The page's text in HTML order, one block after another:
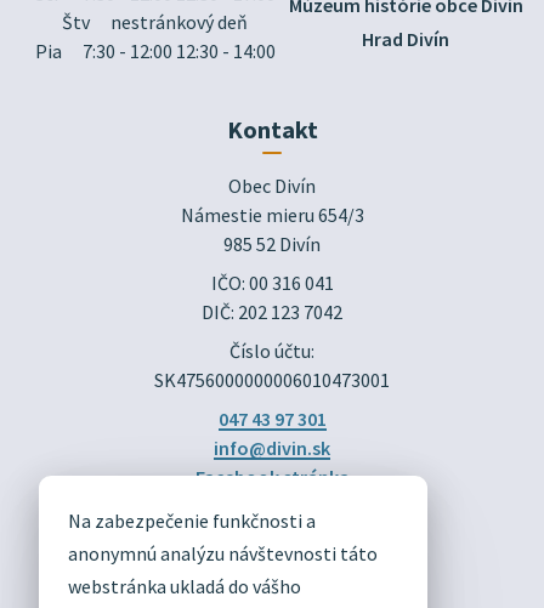
Na zabezpečenie funkčnosti a
anonymnú analýzu návštevnosti táto
webstránka ukladá do vášho
DIVÍN
OFICIÁLNE STRÁNKY
Štv
nestránkový deň
Pia
7:30 - 12:00 12:30 - 14:00
Múzeum histórie obce Divín
Hrad Divín
Kontakt
Obec Divín
Námestie mieru 654/3
985 52 Divín
IČO: 00 316 041
DIČ: 202 123 7042
Číslo účtu:
SK4756000000006010473001
047 43 97 301
info@divin.sk
Facebook stránka